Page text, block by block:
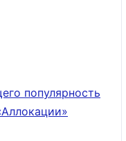
популярность